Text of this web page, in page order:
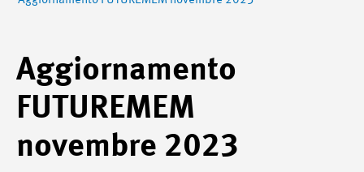
Aggiornamento
FUTUREMEM
novembre 2023